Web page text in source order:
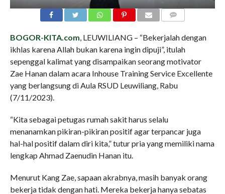
BOGOR-KITA.com , LEUWILIANG – “Bekerjalah dengan
ikhlas karena Allah bukan karena ingin dipuji”, itulah
sepenggal kalimat yang disampaikan seorang motivator
Zae Hanan dalam acara Inhouse Training Service Excellente
yang berlangsung di Aula RSUD Leuwiliang, Rabu
(7/11/2023).
“Kita sebagai petugas rumah sakit harus selalu
menanamkan pikiran-pikiran positif agar terpancar juga
hal-hal positif dalam diri kita,” tutur pria yang memiliki nama
lengkap Ahmad Zaenudin Hanan itu.
Menurut Kang Zae, sapaan akrabnya, masih banyak orang
bekerja tidak dengan hati. Mereka bekerja hanya sebatas